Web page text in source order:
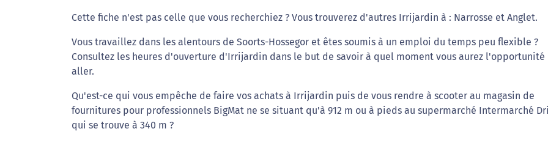
Cette fiche n'est pas celle que vous recherchiez ? Vous trouverez d'autres Irrijardin à : Narrosse et Anglet.
Vous travaillez dans les alentours de Soorts-Hossegor et êtes soumis à un emploi du temps peu flexible ?
Consultez les heures d'ouverture d'Irrijardin dans le but de savoir à quel moment vous aurez l'opportunité
aller.
Qu'est-ce qui vous empêche de faire vos achats à Irrijardin puis de vous rendre à scooter au magasin de
fournitures pour professionnels BigMat ne se situant qu'à 912 m ou à pieds au supermarché Intermarché
qui se trouve à 340 m ?